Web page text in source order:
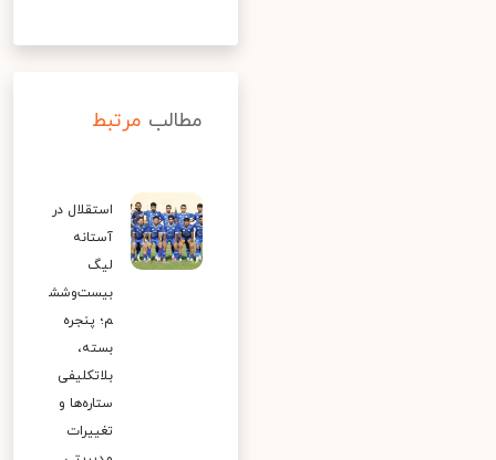
مطالب مرتبط
استقلال در
آستانه
لیگ
بیست‌وشش
م؛ پنجره
بسته،
بلاتکلیفی
ستاره‌ها و
تغییرات